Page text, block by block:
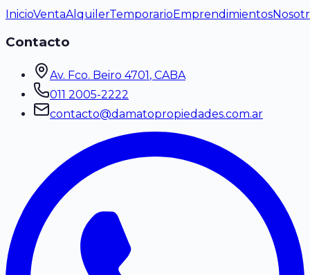
InicioVentaAlquilerTemporarioEmprendimientos
Contacto
Av. Fco. Beiro 4701 , CABA
011 2005-2222
contacto@damatopropiedades.com.ar